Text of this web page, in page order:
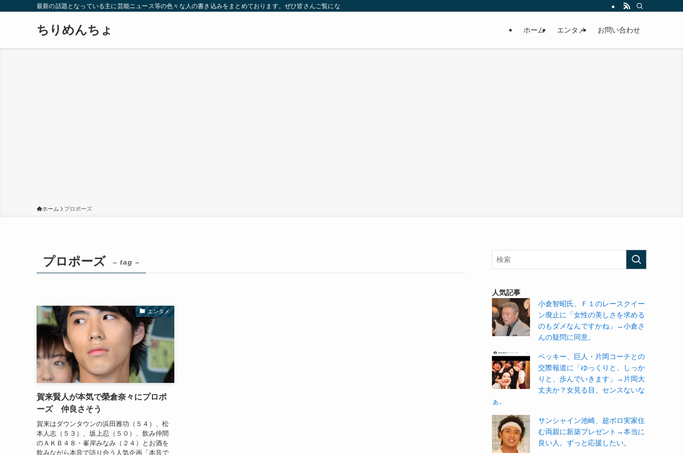
最新の話題となっている主に芸能ニュース等の色々な人の書き込みをまとめております。ぜひ皆さんご覧になっていってください。
ちりめんちょ ホーム エンタメ お問い合わせ
ホーム プロポーズ
プロポーズ – tag –
エンタメ
賀来賢人が本気で榮倉奈々にプロポ
ーズ 仲良さそう
賀来はダウンタウンの浜田雅功（５４）、松
本人志（５３）、坂上忍（５０）、飲み仲間
のＡＫＢ４８・峯岸みなみ（２４）とお酒を
飲みながら本音で語り合う人気企画「本音で
人気記事
小倉智昭氏、Ｆ１のレースクイー
ン廃止に「女性の美しさを求める
のもダメなんですかね」→小倉さ
んの疑問に同意。
ベッキー、巨人・片岡コーチとの
交際報道に「ゆっくりと、しっか
りと、歩んでいきます」→片岡大
丈夫か？女見る目、センスないな
ぁ。
サンシャイン池崎、超ボロ実家住
む両親に新築プレゼント→本当に
良い人。ずっと応援したい。